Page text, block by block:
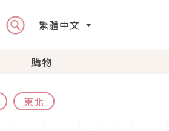
繁體中文
購物
東北